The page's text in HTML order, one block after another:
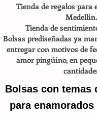
Tienda de regalos para
Medellín.
Tienda de
Bolsas prediseñadas ya
entregar con motivos de
amor pingüíno, en
Bolsas con temas
para